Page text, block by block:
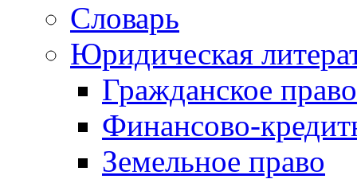
Словарь
Юридическая
Гражданское право
Финансово-
Земельное право